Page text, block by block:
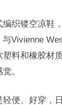
织镂空凉鞋
Vivienne
料和橡胶材
。
便、好穿，